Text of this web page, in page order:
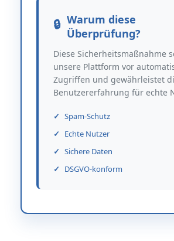
Warum diese
Überprüfung?
Diese Sicherheitsmaßnahme
unsere Plattform vor
Zugriffen und gewährleistet
Benutzererfahrung für echte
Spam-Schutz
Echte Nutzer
Sichere Daten
DSGVO-konform